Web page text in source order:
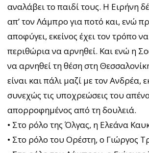
αναλάβει το παιδί τους. Η Ειρήνη
απ’ τον Λάμπρο για ποτό και, ενώ
αποφύγει, εκείνος έχει τον τρόπο
περιθώρια να αρνηθεί. Και ενώ η
να αρνηθεί τη θέση στη
είναι και πάλι μαζί με τον Ανδρέα,
συνεχώς τις υποχρεώσεις του
απορροφημένος από τη δουλειά.
• Στο ρόλο της Όλγας, η Ελεάνα
• Στο ρόλο του Ορέστη, ο Γιώργος